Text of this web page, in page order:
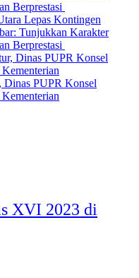
Lepas Kontingen
Tunjukkan Karakter
Berprestasi
Dinas PUPR Konsel
XVI 2023 di